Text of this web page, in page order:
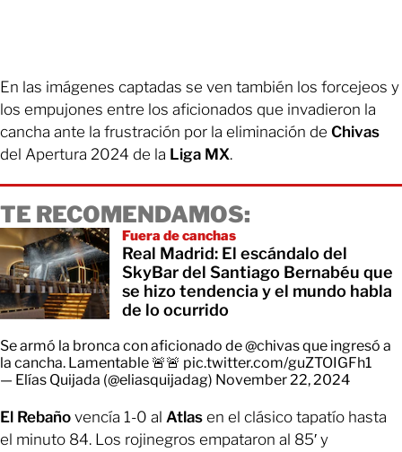
En las imágenes captadas se ven también los forcejeos y
los empujones entre los aficionados que invadieron la
cancha ante la frustración por la eliminación de Chivas
del Apertura 2024 de la Liga MX.
TE RECOMENDAMOS:
Fuera de canchas
Real Madrid: El escándalo del
SkyBar del Santiago Bernabéu que
se hizo tendencia y el mundo habla
de lo ocurrido
Se armó la bronca con aficionado de@chivasque ingresó a
la cancha. Lamentable 🚨🚨 pic.twitter.com/guZTOIGFh1
— Elías Quijada (@eliasquijadag) November 22, 2024
El Rebaño vencía 1-0 al Atlas en el clásico tapatío hasta
el minuto 84. Los rojinegros empataron al 85′ y